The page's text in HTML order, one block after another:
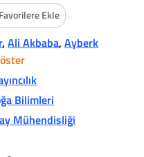
Ekle
,Ali Akbaba,Ayberk
Bilimleri
Mühendisliği